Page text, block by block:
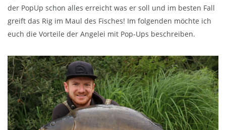
der PopUp schon alles erreicht was er soll und im besten Fall
greift das Rig im Maul des Fisches! Im folgenden möchte ich
euch die Vorteile der Angelei mit Pop-Ups beschreiben.